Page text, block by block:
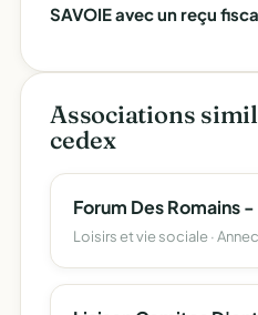
SAVOIE avec un reçu
Associations
cedex
Forum Des Romains
Loisirs et vie sociale ·